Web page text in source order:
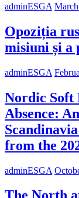
adminESGA
Opoziția
misiuni și a
adminESGA
Nordic Soft
Absence:
from the
adminESGA